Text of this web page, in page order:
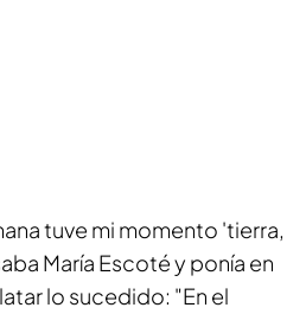
tuve mi momento 'tierra,
María Escoté y ponía en
lo sucedido: "En el